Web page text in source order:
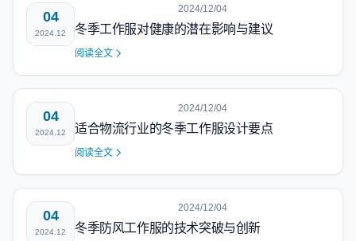
04
2024.12
2024/12/04
冬季工作服对健康的潜在影响与建议
阅读全文
04
2024.12
2024/12/04
适合物流行业的冬季工作服设计要点
阅读全文
04
2024.12
2024/12/04
冬季防风工作服的技术突破与创新